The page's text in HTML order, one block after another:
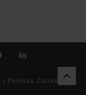
Polityka Cookies